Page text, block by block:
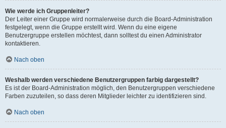
Wie werde ich Gruppenleiter?
Der Leiter einer Gruppe wird normalerweise durch die Board-Administration
festgelegt, wenn die Gruppe erstellt wird. Wenn du eine eigene
Benutzergruppe erstellen möchtest, dann solltest du einen Administrator
kontaktieren.
Nach oben
Weshalb werden verschiedene Benutzergruppen farbig dargestellt?
Es ist der Board-Administration möglich, den Benutzergruppen verschiedene
Farben zuzuteilen, so dass deren Mitglieder leichter zu identifizieren sind.
Nach oben